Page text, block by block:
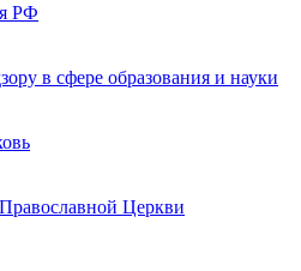
РФ
в сфере образования и науки
Церкви